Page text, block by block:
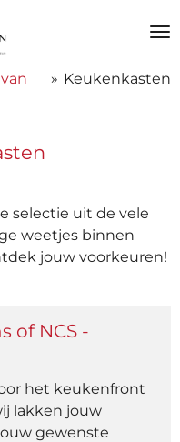
» Keukenkasten
selectie uit de vele
weetjes binnen
jouw voorkeuren!
of NCS -
het keukenfront
lakken jouw
gewenste